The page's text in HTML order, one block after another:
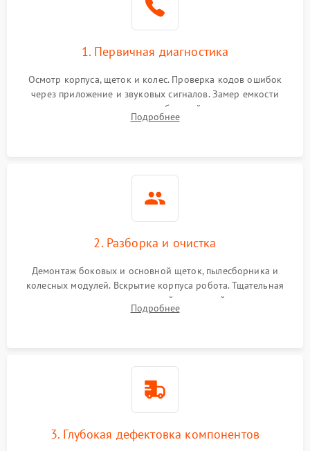
1. Первичная диагностика
Осмотр корпуса, щеток и колес. Проверка кодов ошибок
через приложение и звуковых сигналов. Замер емкости
аккумулятора и тестирование базовой станции зарядки.
Оценка работы лидара, бампера и датчиков падения для
Подробнее
2. Разборка и очистка
Демонтаж боковых и основной щеток, пылесборника и
колесных модулей. Вскрытие корпуса робота. Тщательная
очистка внутренних полостей, шестерней и плат от
скопившейся пыли, волос и шерсти животных с
Подробнее
3. Глубокая дефектовка компонентов